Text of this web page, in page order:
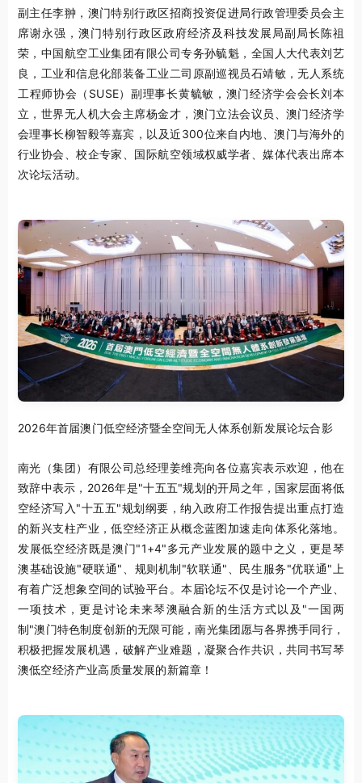
副主任李翀，澳门特别行政区招商投资促进局行政管理委员会主
席谢永强，澳门特别行政区政府经济及科技发展局副局长陈祖
荣，中国航空工业集团有限公司专务孙毓魁，全国人大代表刘艺
良，工业和信息化部装备工业二司原副巡视员石靖敏，无人系统
工程师协会（SUSE）副理事长黄毓敏，澳门经济学会会长刘本
立，世界无人机大会主席杨金才，澳门立法会议员、澳门经济学
会理事长柳智毅等嘉宾，以及近300位来自内地、澳门与海外的
行业协会、校企专家、国际航空领域权威学者、媒体代表出席本
次论坛活动。
2026年首届澳门低空经济暨全空间无人体系创新发展论坛合影
南光（集团）有限公司总经理姜维亮向各位嘉宾表示欢迎，他在
致辞中表示，2026年是"十五五"规划的开局之年，国家层面将低
空经济写入"十五五"规划纲要，纳入政府工作报告提出重点打造
的新兴支柱产业，低空经济正从概念蓝图加速走向体系化落地。
发展低空经济既是澳门"1+4"多元产业发展的题中之义，更是琴
澳基础设施"硬联通"、规则机制"软联通"、民生服务"优联通"上
有着广泛想象空间的试验平台。本届论坛不仅是讨论一个产业、
一项技术，更是讨论未来琴澳融合新的生活方式以及"一国两
制"澳门特色制度创新的无限可能，南光集团愿与各界携手同行，
积极把握发展机遇，破解产业难题，凝聚合作共识，共同书写琴
澳低空经济产业高质量发展的新篇章！